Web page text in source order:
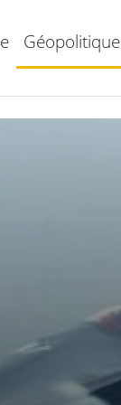
Géopolitique